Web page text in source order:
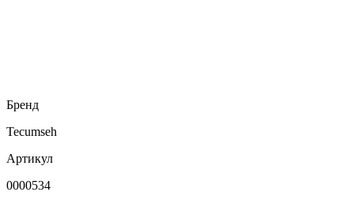
Бренд
Tecumseh
Артикул
0000534